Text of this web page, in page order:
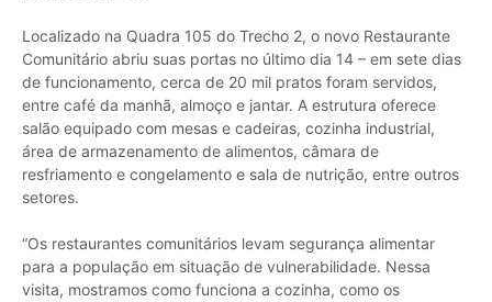
‌Localizado na Quadra 105 do Trecho 2, o novo Restaurante
Comunitário abriu suas portas no último dia 14 – em sete dias
de funcionamento, cerca de 20 mil pratos foram servidos,
entre café da manhã, almoço e jantar. A estrutura oferece
salão equipado com mesas e cadeiras, cozinha industrial,
área de armazenamento de alimentos, câmara de
resfriamento e congelamento e sala de nutrição, entre outros
setores.
‌“Os restaurantes comunitários levam segurança alimentar
para a população em situação de vulnerabilidade. Nessa
visita, mostramos como funciona a cozinha, como os